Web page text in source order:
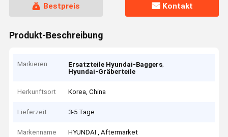
Bestpreis Kontakt
Produkt-Beschreibung
Markieren Ersatzteile Hyundai-Baggers,
Hyundai-Gräberteile
Herkunftsort Korea, China
Lieferzeit 3-5 Tage
Markenname HYUNDAI , Aftermarket